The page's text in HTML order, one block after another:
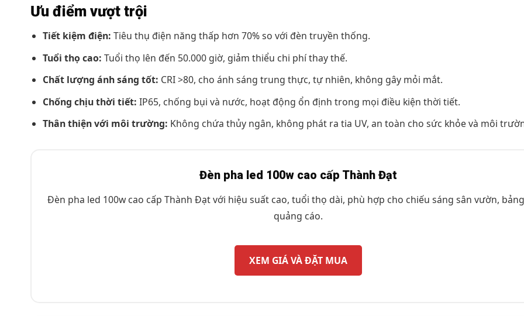
Ưu điểm vượt trội
Tiết kiệm điện: Tiêu thụ điện năng thấp hơn 70% so với đèn truyền thống.
Tuổi thọ cao: Tuổi thọ lên đến 50.000 giờ, giảm thiểu chi phí thay thế.
Chất lượng ánh sáng tốt: CRI >80, cho ánh sáng trung thực, tự nhiên, không gây mỏi mắt.
Chống chịu thời tiết: IP65, chống bụi và nước, hoạt động ổn định trong mọi điều kiện thời tiết.
Thân thiện với môi trường: Không chứa thủy ngân, không phát ra tia UV, an toàn cho sức khỏe và môi
Đèn pha led 100w cao cấp Thành Đạt
Đèn pha led 100w cao cấp Thành Đạt với hiệu suất cao, tuổi thọ dài, phù hợp cho chiếu sáng sân vườn,
quảng cáo.
XEM GIÁ VÀ ĐẶT MUA